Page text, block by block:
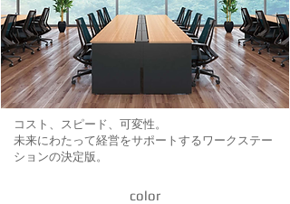
コスト、スピード、可変性。
​未来にわたって経営をサポートするワークステー
ションの決定版。
color